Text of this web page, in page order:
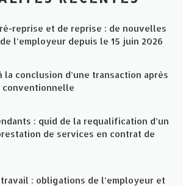
reprise et de reprise : de nouvelles
l’employeur depuis le 15 juin 2026
la conclusion d’une transaction après
conventionnelle
: quid de la requalification d’un
de services en contrat de
travail : obligations de l’employeur et